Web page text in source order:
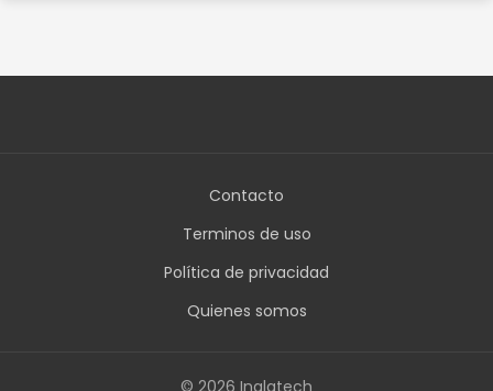
Contacto
Terminos de uso
Política de privacidad
Quienes somos
© 2026 Inglatech